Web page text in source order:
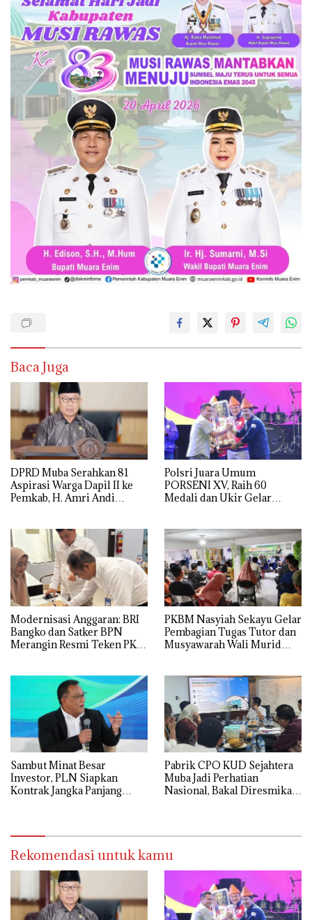
Baca Juga
DPRD Muba Serahkan 81
Aspirasi Warga Dapil II ke
Pemkab, H. Amri Andi
Polsri Juara Umum
PORSENI XV, Raih 60
Medali dan Ukir Gelar
Modernisasi Anggaran: BRI
Bangko dan Satker BPN
Merangin Resmi Teken PKS
PKBM Nasyiah Sekayu Gelar
Pembagian Tugas Tutor dan
Musyawarah Wali Murid
Sambut Minat Besar
Investor, PLN Siapkan
Kontrak Jangka Panjang
Pabrik CPO KUD Sejahtera
Muba Jadi Perhatian
Nasional, Bakal Diresmikan
Rekomendasi untuk kamu